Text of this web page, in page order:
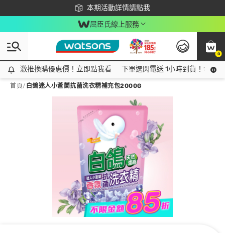
本期活動詳情請點我
下載app最高回饋$350
屈臣氏線上服務
0
激推換購優惠價！立即點我看
激推換購優惠價！立即點我看 下單選閃電送 1小時到貨！領神
首頁/ 白鴿迷人小蒼蘭抗菌洗衣精補充包2000G